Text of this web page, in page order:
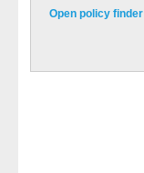
Open policy finder